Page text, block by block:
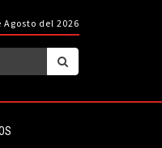
Agosto del 2026